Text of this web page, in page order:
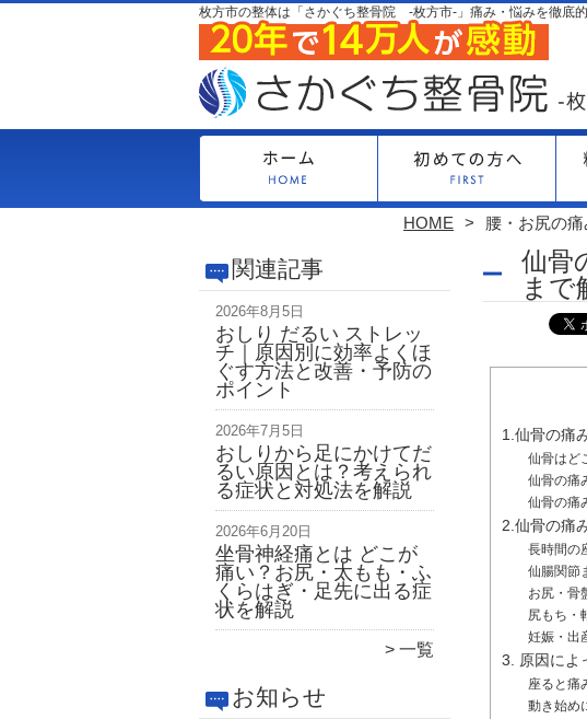
枚方市の整体は「さかぐち整骨院 -枚方市-」痛み・悩みを徹底
HOME 腰・お尻の痛
関連記事
2026年8月5日
おしり だるい ストレッ
チ｜原因別に効率よくほ
ぐす方法と改善・予防の
ポイント
2026年7月5日
おしりから足にかけてだ
るい原因とは？考えられ
る症状と対処法を解説
2026年6月20日
坐骨神経痛とは どこが
痛い？お尻・太もも・ふ
くらはぎ・足先に出る症
状を解説
一覧
お知らせ
仙骨
まで
1.仙骨の痛
仙骨はど
仙骨の痛
仙骨の痛
2.仙骨の痛
長時間の
仙腸関節
お尻・骨
尻もち・
妊娠・出
3. 原因によ
座ると痛
動き始め